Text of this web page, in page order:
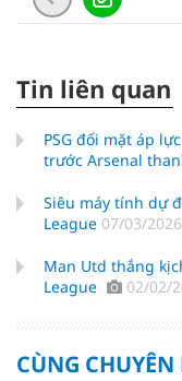
Tin liên quan
PSG đối mặt áp
trước Arsenal
Siêu máy tính dự
League 07/03/
Man Utd thắng
League
02/02/
CÙNG CHUYÊN